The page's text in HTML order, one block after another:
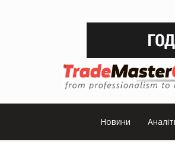
Новини